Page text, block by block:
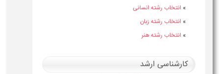
» انتخاب رشته انسانی
» انتخاب رشته زبان
» انتخاب رشته هنر
کارشناسی ارشد